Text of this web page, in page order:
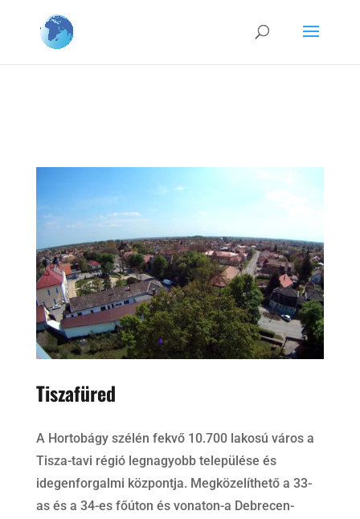
Tiszafüred
A Hortobágy szélén fekvő 10.700 lakosú város a
Tisza-tavi régió legnagyobb települése és
idegenforgalmi központja. Megközelíthető a 33-
as és a 34-es főúton és vonaton-a Debrecen-